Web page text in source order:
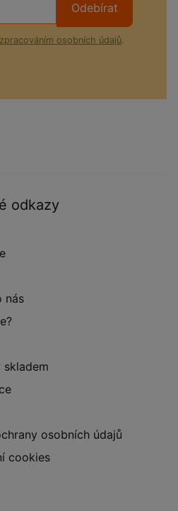
Odebírat
zpracováním osobních údajů.
odkazy
nás
skladem
osobních údajů
cookies